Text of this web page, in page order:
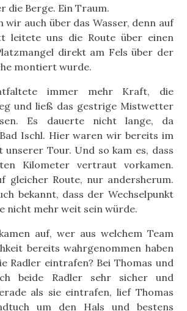
die Berge. Ein Traum.
wir auch über das Wasser, denn auf
leitete uns die Route über einen
direkt am Fels über der
montiert wurde.
immer mehr Kraft, die
und ließ das gestrige Mistwetter
Es dauerte nicht lange, da
Ischl. Hier waren wir bereits im
Tour. Und so kam es, dass
Kilometer vertraut vorkamen.
gleicher Route, nur andersherum.
bekannt, dass der Wechselpunkt
nicht mehr weit sein würde.
auf, wer aus welchem Team
bereits wahrgenommen haben
Radler eintrafen? Bei Thomas und
beide Radler sehr sicher und
als sie eintrafen, lief Thomas
um den Hals und bestens